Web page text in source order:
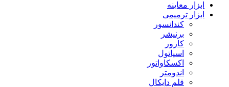
ابزار معاینه
ابزار ترمیمی
کندانسور
برنیشر
کارور
اسپاتول
اکسکاواتور
اندومتر
قلم دایکال